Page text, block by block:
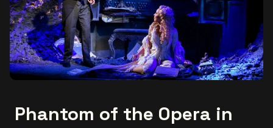
Phantom of the Opera in